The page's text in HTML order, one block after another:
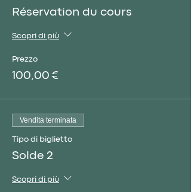
détente après chaque séance.
forme physique.
Qu'est ce que ce cours inclus?
Formation Maderothérapie
Kit Corporel fabriqué en Espagne
de Qualité Premium (Évalué à 250 €)
Soutien WhatsApp post-formation
Centre Officiel Autorisé Montse
Club VIP Montse Bueno (Contenu
Réservation du cours
Scopri di più
Prezzo
100,00 €
Vendita terminata
Tipo di biglietto
Solde 2
Scopri di più